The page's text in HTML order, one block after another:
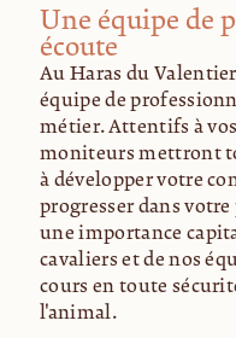
Une équipe de
écoute
Au Haras du
équipe de
métier. Attentifs à
moniteurs mettront
à développer votre
progresser dans
une importance
cavaliers et de nos
cours en toute
l'animal.